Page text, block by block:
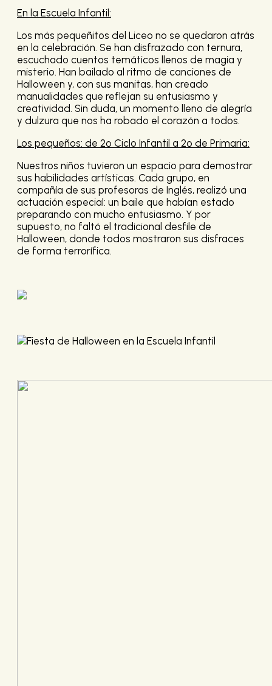
En la Escuela Infantil:
Los más pequeñitos del Liceo no se quedaron atrás
en la celebración. Se han disfrazado con ternura,
escuchado cuentos temáticos llenos de magia y
misterio. Han bailado al ritmo de canciones de
Halloween y, con sus manitas, han creado
manualidades que reflejan su entusiasmo y
creatividad. Sin duda, un momento lleno de alegría
y dulzura que nos ha robado el corazón a todos.
Los pequeños: de 2º Ciclo Infantil a 2º de Primaria:
Nuestros niños tuvieron un espacio para demostrar
sus habilidades artísticas. Cada grupo, en
compañía de sus profesoras de Inglés, realizó una
actuación especial: un baile que habían estado
preparando con mucho entusiasmo. Y por
supuesto, no faltó el tradicional desfile de
Halloween, donde todos mostraron sus disfraces
de forma terrorífica.